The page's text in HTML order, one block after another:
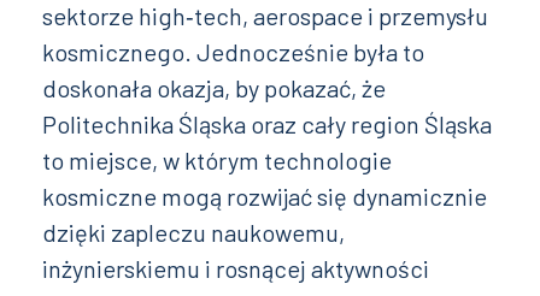
sektorze high‑tech, aerospace i przemysłu
kosmicznego. Jednocześnie była to
doskonała okazja, by pokazać, że
Politechnika Śląska oraz cały region Śląska
to miejsce, w którym technologie
kosmiczne mogą rozwijać się dynamicznie
dzięki zapleczu naukowemu,
inżynierskiemu i rosnącej aktywności